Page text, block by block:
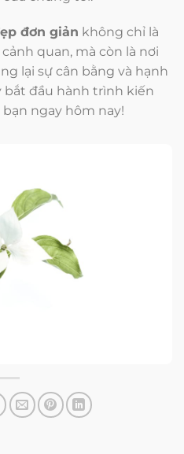
đơn giản không chỉ là
quan, mà còn là nơi
lại sự cân bằng và hạnh
bắt đầu hành trình kiến
ngay hôm nay!